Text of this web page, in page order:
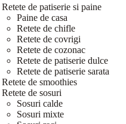
Retete de patiserie si paine
Paine de casa
Retete de chifle
Retete de covrigi
Retete de cozonac
Retete de patiserie dulce
Retete de patiserie sarata
Retete de smoothies
Retete de sosuri
Sosuri calde
Sosuri mixte